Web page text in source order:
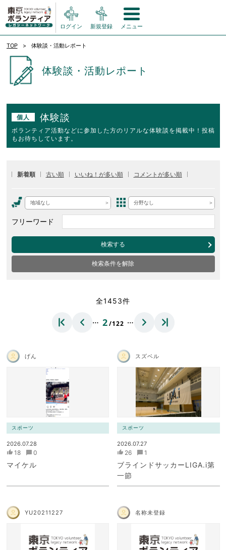
ログイン 新規登録 メニュー
TOP 体験談・活動レポート
体験談・活動レポート
個人 体験談
ボランティア活動などに参加した方のリアルな体験談を掲載中！投稿
もお待ちしています。
新着順 古い順 いいね！が多い順 コメントが多い順
地域なし 分野なし
フリーワード
検索する
検索条件を解除
全1453件
… 2/122 …
げん
スポーツ
2026.07.28
18 0
マイケル
スズベル
スポーツ
2026.07.27
26 1
ブラインドサッカーLIGA.i第
一節
YU20211227 名称未登録